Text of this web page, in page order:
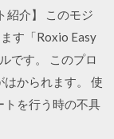
紹介】 このモジ
す「Roxio Easy
です。 このプロ
かられます。 使
トを行う時の不具